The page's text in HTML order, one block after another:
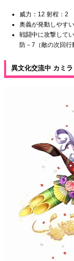
威力：12 射程：2
奥義が発動しやす
戦闘中に攻撃して
防－7（敵の次回行
異文化交流中 カミラ